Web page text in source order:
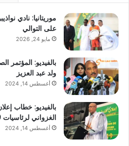
موريتانيا: نادي
على التوالي
مايو 24, 2026
بالفيديو:
ولد عبد العزيز
أغسطس 14, 2024
بالفيديو: خطاب
الغزواني لرئاسيات 2019 بموريتانيا
أغسطس 14, 2024